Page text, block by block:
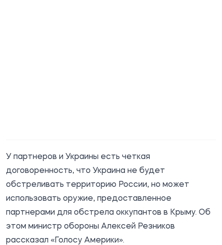
У партнеров и Украины есть четкая
договоренность, что Украина не будет
обстреливать территорию России, но может
использовать оружие, предоставленное
партнерами для обстрела оккупантов в Крыму. Об
этом министр обороны Алексей Резников
рассказал «Голосу Америки».